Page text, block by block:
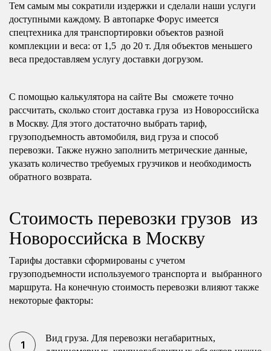
Тем самым мы сократили издержки и сделали наши услуги
доступными каждому. В автопарке Форус имеется
спецтехника для транспортировки объектов разной
комплекции и веса: от 1,5 до 20 т. Для объектов меньшего
веса предоставляем услугу доставки догрузом.
С помощью калькулятора на сайте Вы сможете точно
рассчитать, сколько стоит доставка груза из Новороссийска
в Москву. Для этого достаточно выбрать тариф,
грузоподъемность автомобиля, вид груза и способ
перевозки. Также нужно заполнить метрические данные,
указать количество требуемых грузчиков и необходимость
обратного возврата.
Стоимость перевозки грузов из
Новороссийска в Москву
Тарифы доставки сформированы с учетом
грузоподъемности используемого транспорта и выбранного
маршрута. На конечную стоимость перевозки влияют также
некоторые факторы:
Вид груза. Для перевозки негабаритных,